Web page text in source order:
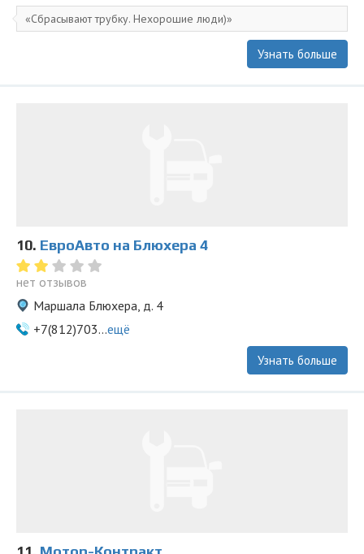
Сбрасывают трубку. Нехорошие люди)
Узнать больше
10. ЕвроАвто на Блюхера 4
нет отзывов
Маршала Блюхера, д. 4
+7(812)703...ещё
Узнать больше